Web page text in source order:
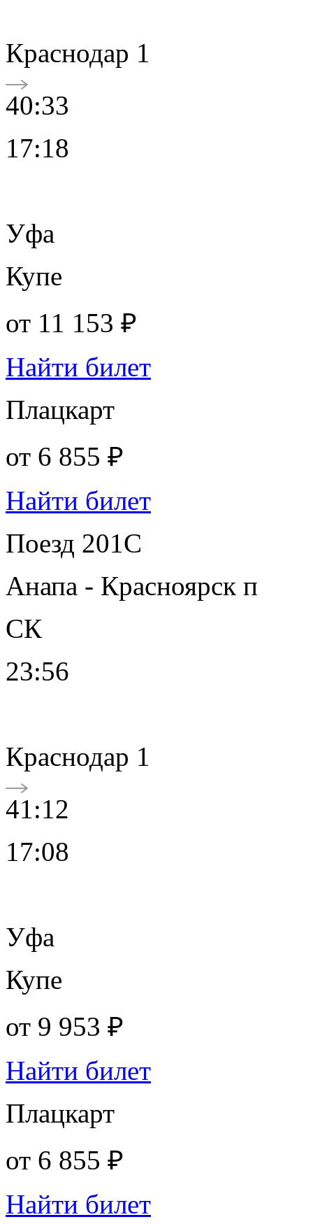
Краснодар 1
40:33
17:18
Уфа
Купе
от 11 153 ₽
Найти билет
Плацкарт
от 6 855 ₽
Найти билет
Поезд 201С
Анапа - Красноярск п
СК
23:56
Краснодар 1
41:12
17:08
Уфа
Купе
от 9 953 ₽
Найти билет
Плацкарт
от 6 855 ₽
Найти билет